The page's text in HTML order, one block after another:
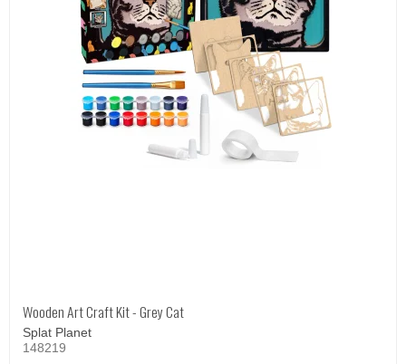
Wooden Art Craft Kit - Grey Cat
Splat Planet
148219